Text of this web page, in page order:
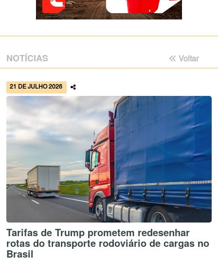
NOTÍCIAS Voltar
21 DE JULHO 2026
Tarifas de Trump prometem redesenhar
rotas do transporte rodoviário de cargas no
Brasil